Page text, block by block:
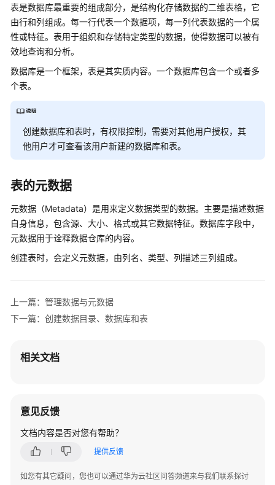
池
创
建
DataLake
储
资
源
创
AI
Aura
引
擎
端
建
AI
引
创
AI
DataLake
表是数据库最重要的组成部分，是结构化存储数据的二维表格，它
由行和列组成。每一行代表一个数据项，每一列代表数据的一个属
性或特征。表用于组织和存储特定类型的数据，使得数据可以被有
效地查询和分析。
数据库是一个框架，表是其实质内容。一个数据库包含一个或者多
个表。
创建数据库和表时，有权限控制，需要对其他用户授权，其
他用户才可查看该用户新建的数据库和表。
表的元数据
元数据（Metadata）是用来定义数据类型的数据。主要是描述数据
自身信息，包含源、大小、格式或其它数据特征。数据库字段中，
元数据用于诠释数据仓库的内容。
创建表时，会定义元数据，由列名、类型、列描述三列组成。
上一篇：管理数据与元数据
下一篇：创建数据目录、数据库和表
相关文档
意见反馈
文档内容是否对您有帮助？
提供反馈
如您有其它疑问，您也可以通过华为云社区问答频道来与我们联系探讨